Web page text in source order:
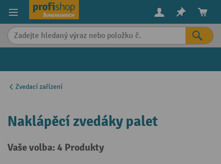
content
Zvedací zařízení
Naklápěcí zvedáky palet
Vaše volba: 4 Produkty